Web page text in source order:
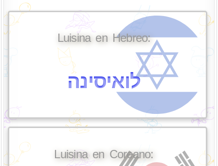
Luisina en Hebreo:
לואיסינה
Luisina en Coreano: